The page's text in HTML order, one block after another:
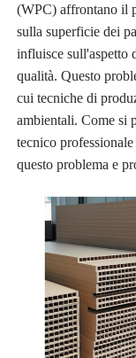
(WPC) affrontano il
sulla superficie dei
influisce sull'aspetto
qualità. Questo
cui tecniche di
ambientali. Come si
tecnico
questo problema e